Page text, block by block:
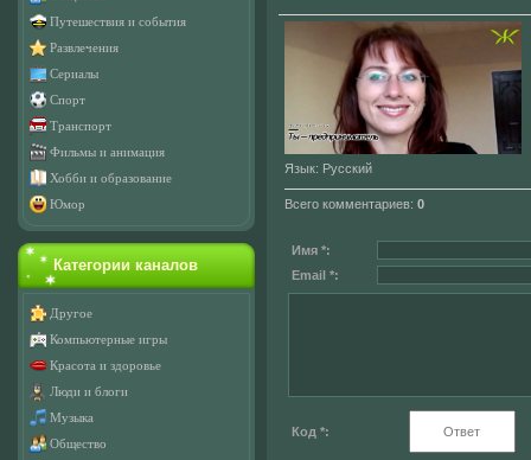
Путешествия и события
Развлечения
Сериалы
Спорт
Транспорт
Фильмы и анимация
Хобби и образование
Юмор
Категории каналов
Другое
Компьютерные игры
Красота и здоровье
Люди и блоги
Музыка
Общество
Язык: Русский
Всего комментариев: 0
Имя *:
Email *:
Код *: